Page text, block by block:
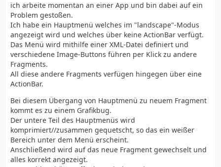
ich arbeite momentan an einer App und bin dabei auf ein
Problem gestoßen.
Ich habe ein Hauptmenü welches im "landscape"-Modus
angezeigt wird und welches über keine ActionBar verfügt.
Das Menü wird mithilfe einer XML-Datei definiert und
verschiedene Image-Buttons führen per Klick zu andere
Fragments.
All diese andere Fragments verfügen hingegen über eine
ActionBar.
Bei diesem Übergang von Hauptmenü zu neuem Fragment
kommt es zu einem Grafikbug.
Der untere Teil des Hauptmenüs wird
komprimiert//zusammen gequetscht, so das ein weißer
Bereich unter dem Menü erscheint.
Anschließend wird auf das neue Fragment gewechselt und
alles korrekt angezeigt.